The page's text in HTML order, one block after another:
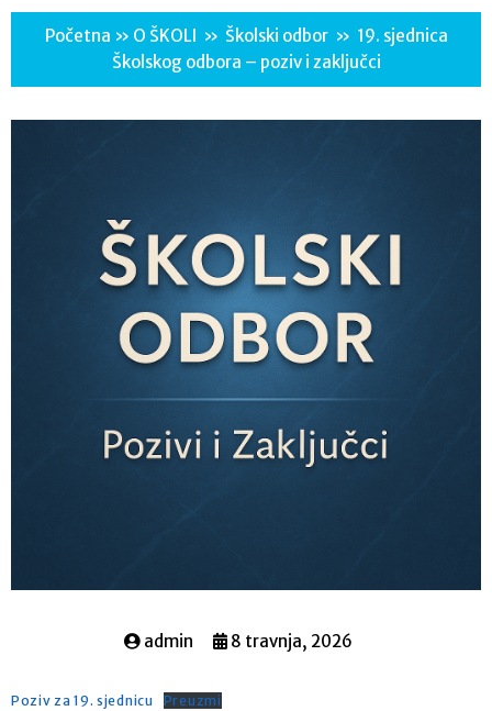
Početna » O ŠKOLI » Školski odbor » 19. sjednica
Školskog odbora – poziv i zaključci
admin 8 travnja, 2026
Poziv za 19. sjednicu Preuzmi